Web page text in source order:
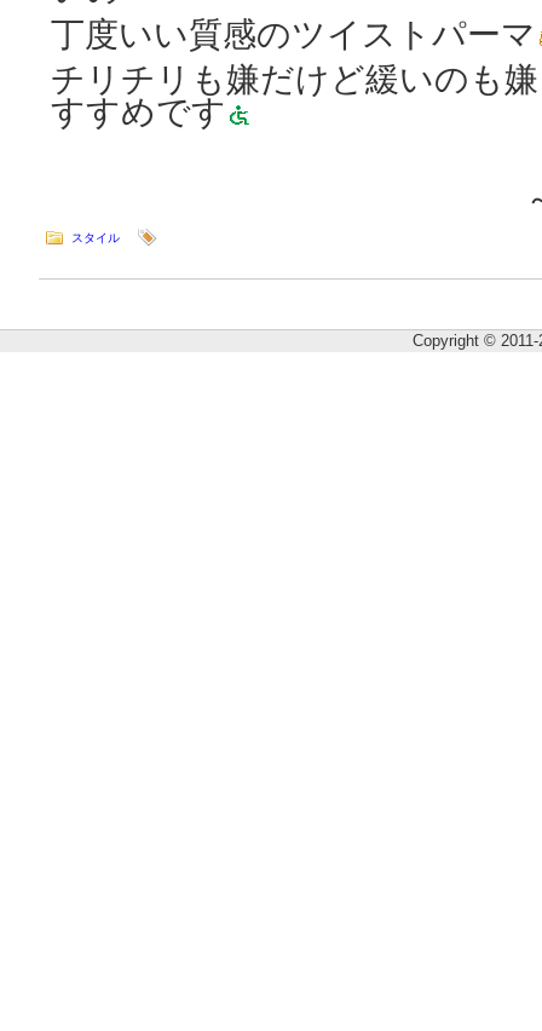
丁度いい質感のツイストパーマ
チリチリも嫌だけど緩いのも
すすめです
～
スタイル
Copyright ©